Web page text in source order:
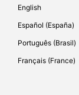
English
Español (España)
Português (Brasil)
Français (France)